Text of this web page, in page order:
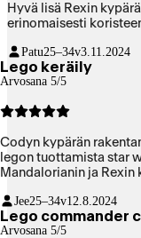
Hyvä lisä Rexin
erinomaisesti
Patu25–34v3.11.2024
Lego keräily
Arvosana 5/5
Codyn kypärän
legon tuottamista star
Mandalorianin ja Rexin
Jee25–34v12.8.2024
Lego commander
Arvosana 5/5